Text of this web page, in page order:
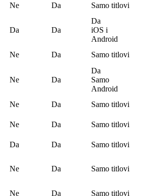
Ne Da Samo titlovi
Da Da
Da
iOS i
Android
Ne Da Samo titlovi
Ne Da
Da
Samo
Android
Ne Da
Samo titlovi
Ne Da
Samo titlovi
Da Da Samo titlovi
Ne Da Samo titlovi
Ne Da
Samo titlovi